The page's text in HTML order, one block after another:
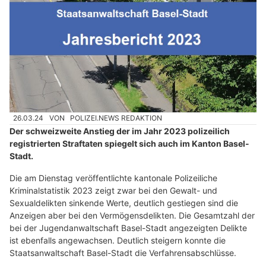
26.03.24 VON POLIZEI.NEWS REDAKTION
Der schweizweite Anstieg der im Jahr 2023 polizeilich
registrierten Straftaten spiegelt sich auch im Kanton Basel-
Stadt.
Die am Dienstag veröffentlichte kantonale Polizeiliche
Kriminalstatistik 2023 zeigt zwar bei den Gewalt- und
Sexualdelikten sinkende Werte, deutlich gestiegen sind die
Anzeigen aber bei den Vermögensdelikten. Die Gesamtzahl der
bei der Jugendanwaltschaft Basel-Stadt angezeigten Delikte
ist ebenfalls angewachsen. Deutlich steigern konnte die
Staatsanwaltschaft Basel-Stadt die Verfahrensabschlüsse.